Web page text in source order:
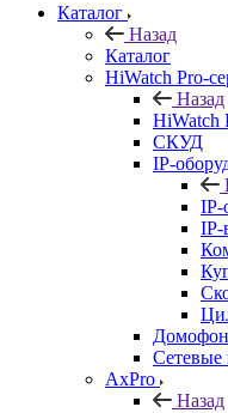
Каталог
Назад
Каталог
HiWatch Pro-
Назад
HiWatch
CКУД
IP-
IP-
IP-
Сетевые
AxPro
Назад